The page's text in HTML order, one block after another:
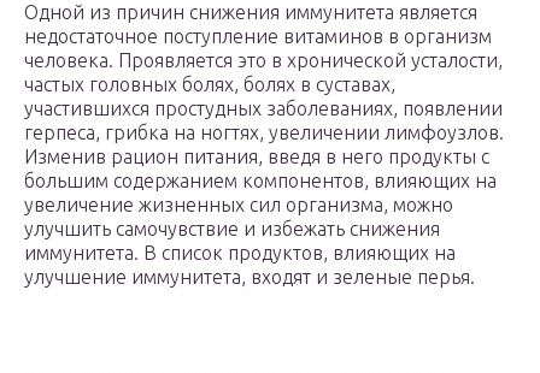
Одной из причин снижения иммунитета является
недостаточное поступление витаминов в организм
человека. Проявляется это в хронической усталости,
частых головных болях, болях в суставах,
участившихся простудных заболеваниях, появлении
герпеса, грибка на ногтях, увеличении лимфоузлов.
Изменив рацион питания, введя в него продукты с
большим содержанием компонентов, влияющих на
увеличение жизненных сил организма, можно
улучшить самочувствие и избежать снижения
иммунитета. В список продуктов, влияющих на
улучшение иммунитета, входят и зеленые перья.